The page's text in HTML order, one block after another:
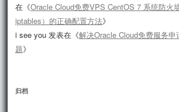
在《Oracle Cloud免费VPS CentOS 7 系统防火
iptables）的正确配置方法》
i see you 发表在《解决Oracle Cloud免费服务
题》
归档